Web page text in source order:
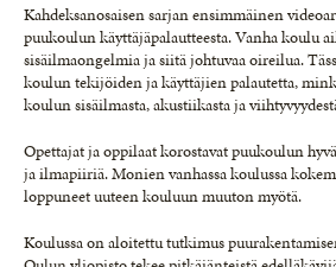
Kahdeksanosaisen sarjan ensimmäinen
puukoulun käyttäjäpalautteesta. Vanha koulu
sisäilmaongelmia ja siitä johtuvaa oireilua.
koulun tekijöiden ja käyttäjien palautetta,
koulun sisäilmasta, akustiikasta ja
Opettajat ja oppilaat korostavat puukoulun
ja ilmapiiriä. Monien vanhassa koulussa
loppuneet uuteen kouluun muuton myötä.
Koulussa on aloitettu tutkimus